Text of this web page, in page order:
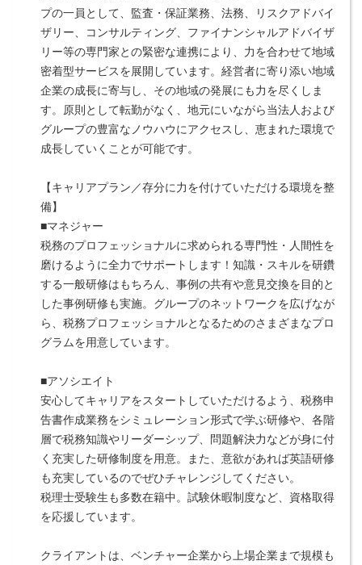
プの一員として、監査・保証業務、法務、リスクアドバイ
ザリー、コンサルティング、ファイナンシャルアドバイザ
リー等の専門家との緊密な連携により、力を合わせて地域
密着型サービスを展開しています。経営者に寄り添い地域
企業の成長に寄与し、その地域の発展にも力を尽くしま
す。原則として転勤がなく、地元にいながら当法人および
グループの豊富なノウハウにアクセスし、恵まれた環境で
成長していくことが可能です。
【キャリアプラン／存分に力を付けていただける環境を整
備】
■マネジャー
税務のプロフェッショナルに求められる専門性・人間性を
磨けるように全力でサポートします！知識・スキルを研鑽
する一般研修はもちろん、事例の共有や意見交換を目的と
した事例研修も実施。グループのネットワークを広げなが
ら、税務プロフェッショナルとなるためのさまざまなプロ
グラムを用意しています。
■アソシエイト
安心してキャリアをスタートしていただけるよう、税務申
告書作成業務をシミュレーション形式で学ぶ研修や、各階
層で税務知識やリーダーシップ、問題解決力などが身に付
く充実した研修制度を用意。また、意欲があれば英語研修
も充実しているのでぜひチャレンジしてください。
税理士受験生も多数在籍中。試験休暇制度など、資格取得
を応援しています。
クライアントは、ベンチャー企業から上場企業まで規模も